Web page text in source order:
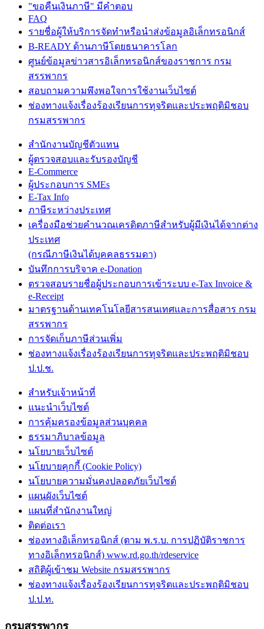
"ขอคืนเงินภาษี" มีคำตอบ
FAQ
รายชื่อผู้ให้บริการจัดทำหรือนำส่งข้อมูลอิเล็กทรอนิกส์
B-READY ด้านภาษีโดยธนาคารโลก
ศูนย์ข้อมูลข่าวสารอิเล็กทรอนิกส์ของราชการ กรม
สรรพากร
สอบถามความพึงพอใจการใช้งานเว็บไซต์
ช่องทางแจ้งเรื่องร้องเรียนการทุจริตและประพฤติมิชอบ
กรมสรรพากร
สำนักงานบัญชีตัวแทน
ผู้ตรวจสอบและรับรองบัญชี
E-Commerce
ผู้ประกอบการ SMEs
E-Tax Info
ภาษีระหว่างประเทศ
เครื่องมือช่วยคำนวณเครดิตภาษีสำหรับผู้มีเงินได้จากต่าง
ประเทศ
(กรณีภาษีเงินได้บุคคลธรรมดา)
บันทึกการบริจาค e-Donation
ตรวจสอบรายชื่อผู้ประกอบการเข้าระบบ e-Tax Invoice &
e-Receipt
มาตรฐานด้านเทคโนโลยีสารสนเทศและการสื่อสาร กรม
สรรพากร
การจัดเก็บภาษีส่วนเพิ่ม
ช่องทางแจ้งเรื่องร้องเรียนการทุจริตและประพฤติมิชอบ
ป.ป.ช.
สำหรับเจ้าหน้าที่
แนะนำเว็บไซต์
การคุ้มครองข้อมูลส่วนบุคคล
ธรรมาภิบาลข้อมูล
นโยบายเว็บไซต์
นโยบายคุกกี้ (Cookie Policy)
นโยบายความมั่นคงปลอดภัยเว็บไซต์
แผนผังเว็บไซต์
แผนที่สำนักงานใหญ่
ติดต่อเรา
ช่องทางอิเล็กทรอนิกส์ (ตาม พ.ร.บ. การปฏิบัติราชการ
ทางอิเล็กทรอนิกส์) www.rd.go.th/rdeservice
สถิติผู้เข้าชม Website กรมสรรพากร
ช่องทางแจ้งเรื่องร้องเรียนการทุจริตและประพฤติมิชอบ
ป.ป.ท.
กรมสรรพากร